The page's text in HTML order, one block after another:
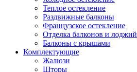
Теплое остекление
Раздвижные балконы
Французское остекление
Отделка балконов и лоджий
Балконы с крышами
Комплектующие
Жалюзи
Шторы